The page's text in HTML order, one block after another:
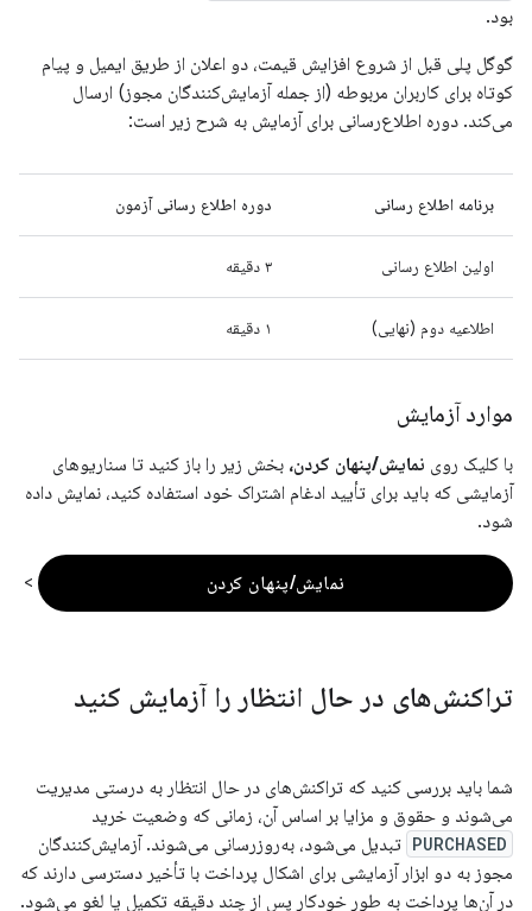
بود.
گوگل پلی قبل از شروع افزایش قیمت، دو اعلان از طریق ایمیل و پیام
کوتاه برای کاربران مربوطه (از جمله آزمایش‌کنندگان مجوز) ارسال
می‌کند. دوره اطلاع‌رسانی برای آزمایش به شرح زیر است:
برنامه اطلاع رسانی دوره اطلاع رسانی آزمون
اولین اطلاع رسانی ۳ دقیقه
اطلاعیه دوم (نهایی) ۱ دقیقه
موارد آزمایش
با کلیک روی نمایش/پنهان کردن، بخش زیر را باز کنید تا سناریوهای
آزمایشی که باید برای تأیید ادغام اشتراک خود استفاده کنید، نمایش داده
شود.
نمایش/پنهان کردن >
تراکنش‌های در حال انتظار را آزمایش کنید
شما باید بررسی کنید که تراکنش‌های در حال انتظار به درستی مدیریت
می‌شوند و حقوق و مزایا بر اساس آن، زمانی که وضعیت خرید
PURCHASED تبدیل می‌شود، به‌روزرسانی می‌شوند. آزمایش‌کنندگان
مجوز به دو ابزار آزمایشی برای اشکال پرداخت با تأخیر دسترسی دارند که
در آن‌ها پرداخت به طور خودکار پس از چند دقیقه تکمیل یا لغو می‌شود.